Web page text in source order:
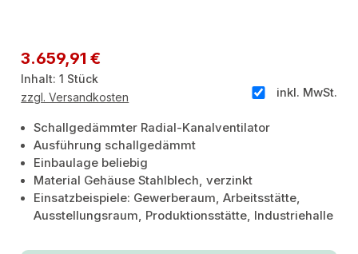
Regulärer Preis:
3.659,91 €
Inhalt:1 Stück
inkl. MwSt.
zzgl. Versandkosten
Schallgedämmter Radial-Kanalventilator
Ausführung schallgedämmt
Einbaulage beliebig
Material Gehäuse Stahlblech, verzinkt
Einsatzbeispiele: Gewerberaum, Arbeitsstätte,
Ausstellungsraum, Produktionsstätte, Industriehalle